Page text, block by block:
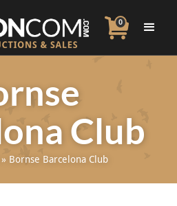
0
Club
Bornse Barcelona Club